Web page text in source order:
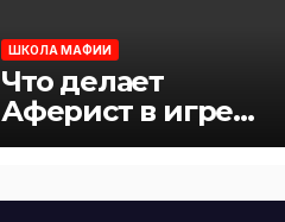
ШКОЛА МАФИИ
Что делает
Аферист в игре
Мафия